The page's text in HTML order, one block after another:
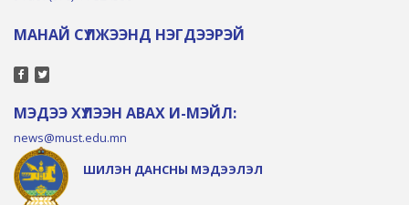
МАНАЙ СҮЛЖЭЭНД НЭГДЭЭРЭЙ
МЭДЭЭ ХҮЛЭЭН АВАХ И-МЭЙЛ:
news@must.edu.mn
ШИЛЭН ДАНСНЫ МЭДЭЭЛЭЛ